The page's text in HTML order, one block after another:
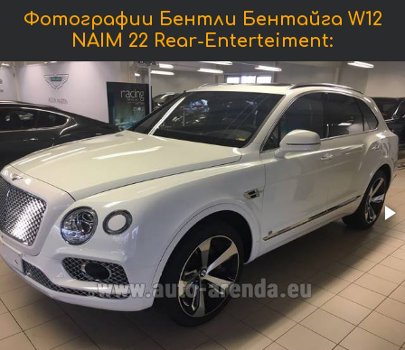
Фотографии Бентли Бентайга W12
NAIM 22 Rear-Enterteiment: